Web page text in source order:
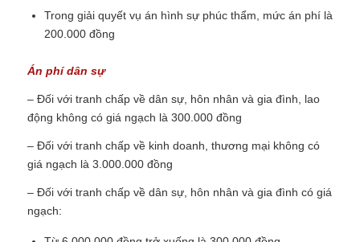
Trong giải quyết vụ án hình sự phúc thẩm, mức án phí là
200.000 đồng
Án phí dân sự
– Đối với tranh chấp về dân sự, hôn nhân và gia đình, lao
động không có giá ngạch là 300.000 đồng
– Đối với tranh chấp về kinh doanh, thương mại không có
giá ngạch là 3.000.000 đồng
– Đối với tranh chấp về dân sự, hôn nhân và gia đình có giá
ngạch: